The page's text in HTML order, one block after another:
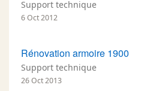
Support technique
6 Oct 2012
Rénovation armoire 1900
Support technique
26 Oct 2013